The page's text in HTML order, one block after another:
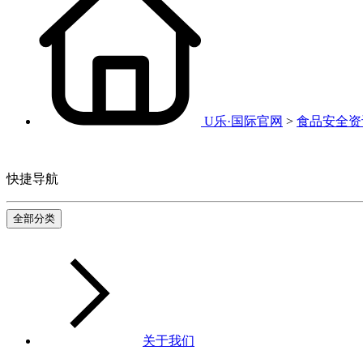
U乐·国际官网 > 食品安全
快捷导航
全部分类
关于我们